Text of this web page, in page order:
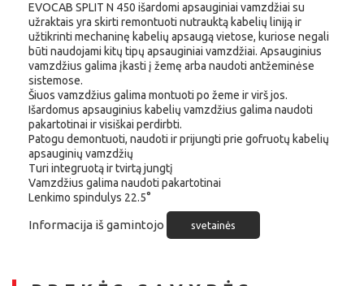
EVOCAB SPLIT N 450 išardomi apsauginiai vamzdžiai su
užraktais yra skirti remontuoti nutrauktą kabelių liniją ir
užtikrinti mechaninę kabelių apsaugą vietose, kuriose negali
būti naudojami kitų tipų apsauginiai vamzdžiai. Apsauginius
vamzdžius galima įkasti į žemę arba naudoti antžeminėse
sistemose.
Šiuos vamzdžius galima montuoti po žeme ir virš jos.
Išardomus apsauginius kabelių vamzdžius galima naudoti
pakartotinai ir visiškai perdirbti.
Patogu demontuoti, naudoti ir prijungti prie gofruotų kabelių
apsauginių vamzdžių
Turi integruotą ir tvirtą jungtį
Vamzdžius galima naudoti pakartotinai
Lenkimo spindulys 22.5°
Informacija iš gamintojo svetainės